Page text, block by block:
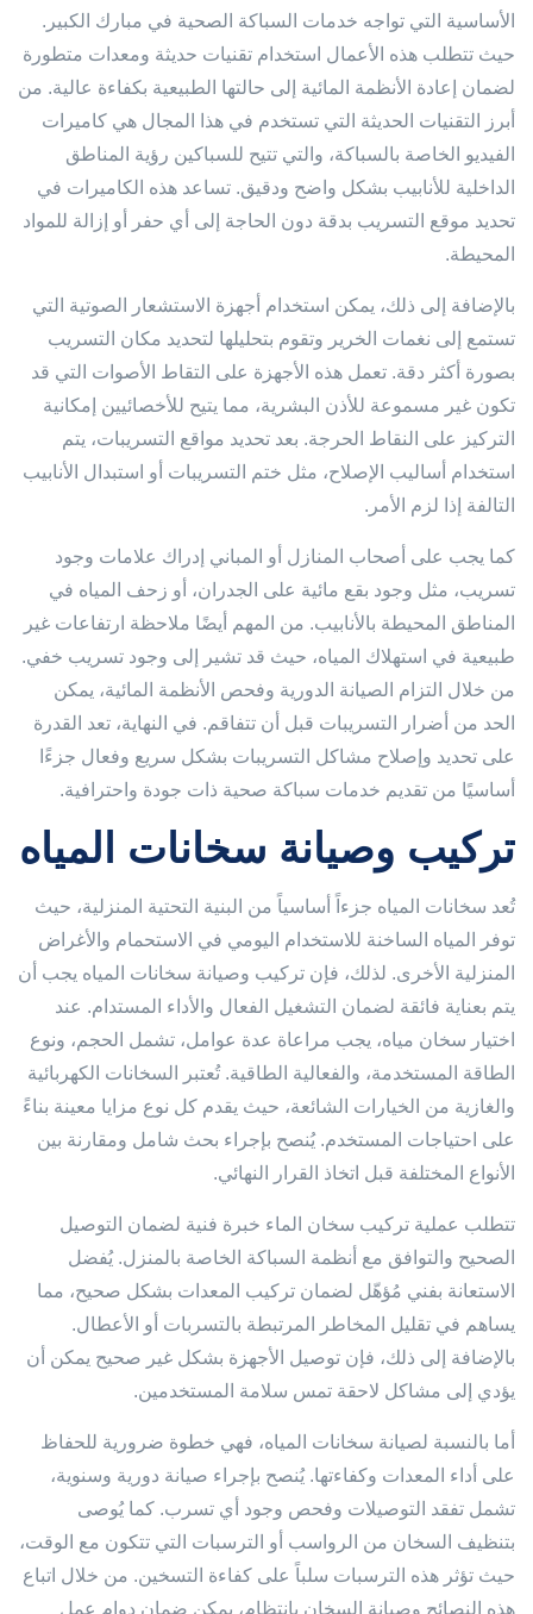
الأساسية التي تواجه خدمات السباكة الصحية في مبارك الكبير.
حيث تتطلب هذه الأعمال استخدام تقنيات حديثة ومعدات متطورة
لضمان إعادة الأنظمة المائية إلى حالتها الطبيعية بكفاءة عالية. من
أبرز التقنيات الحديثة التي تستخدم في هذا المجال هي كاميرات
الفيديو الخاصة بالسباكة، والتي تتيح للسباكين رؤية المناطق
الداخلية للأنابيب بشكل واضح ودقيق. تساعد هذه الكاميرات في
تحديد موقع التسريب بدقة دون الحاجة إلى أي حفر أو إزالة للمواد
المحيطة.
بالإضافة إلى ذلك، يمكن استخدام أجهزة الاستشعار الصوتية التي
تستمع إلى نغمات الخرير وتقوم بتحليلها لتحديد مكان التسريب
بصورة أكثر دقة. تعمل هذه الأجهزة على التقاط الأصوات التي قد
تكون غير مسموعة للأذن البشرية، مما يتيح للأخصائيين إمكانية
التركيز على النقاط الحرجة. بعد تحديد مواقع التسريبات، يتم
استخدام أساليب الإصلاح، مثل ختم التسريبات أو استبدال الأنابيب
التالفة إذا لزم الأمر.
كما يجب على أصحاب المنازل أو المباني إدراك علامات وجود
تسريب، مثل وجود بقع مائية على الجدران، أو زحف المياه في
المناطق المحيطة بالأنابيب. من المهم أيضًا ملاحظة ارتفاعات غير
طبيعية في استهلاك المياه، حيث قد تشير إلى وجود تسريب خفي.
من خلال التزام الصيانة الدورية وفحص الأنظمة المائية، يمكن
الحد من أضرار التسريبات قبل أن تتفاقم. في النهاية، تعد القدرة
على تحديد وإصلاح مشاكل التسريبات بشكل سريع وفعال جزءًا
أساسيًا من تقديم خدمات سباكة صحية ذات جودة واحترافية.
تركيب وصيانة سخانات المياه
تُعد سخانات المياه جزءاً أساسياً من البنية التحتية المنزلية، حيث
توفر المياه الساخنة للاستخدام اليومي في الاستحمام والأغراض
المنزلية الأخرى. لذلك، فإن تركيب وصيانة سخانات المياه يجب أن
يتم بعناية فائقة لضمان التشغيل الفعال والأداء المستدام. عند
اختيار سخان مياه، يجب مراعاة عدة عوامل، تشمل الحجم، ونوع
الطاقة المستخدمة، والفعالية الطاقية. تُعتبر السخانات الكهربائية
والغازية من الخيارات الشائعة، حيث يقدم كل نوع مزايا معينة بناءً
على احتياجات المستخدم. يُنصح بإجراء بحث شامل ومقارنة بين
الأنواع المختلفة قبل اتخاذ القرار النهائي.
تتطلب عملية تركيب سخان الماء خبرة فنية لضمان التوصيل
الصحيح والتوافق مع أنظمة السباكة الخاصة بالمنزل. يُفضل
الاستعانة بفني مُؤهّل لضمان تركيب المعدات بشكل صحيح، مما
يساهم في تقليل المخاطر المرتبطة بالتسربات أو الأعطال.
بالإضافة إلى ذلك، فإن توصيل الأجهزة بشكل غير صحيح يمكن أن
يؤدي إلى مشاكل لاحقة تمس سلامة المستخدمين.
أما بالنسبة لصيانة سخانات المياه، فهي خطوة ضرورية للحفاظ
على أداء المعدات وكفاءتها. يُنصح بإجراء صيانة دورية وسنوية،
تشمل تفقد التوصيلات وفحص وجود أي تسرب. كما يُوصى
بتنظيف السخان من الرواسب أو الترسبات التي تتكون مع الوقت،
حيث تؤثر هذه الترسبات سلباً على كفاءة التسخين. من خلال اتباع
هذه النصائح وصيانة السخان بانتظام، يمكن ضمان دوام عمل